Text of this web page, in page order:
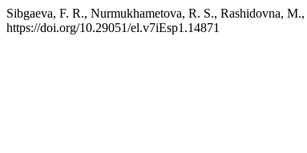
Sibgaeva, F. R., Nurmukhametova, R. S., Rashidovna,
https://doi.org/10.29051/el.v7iEsp1.14871